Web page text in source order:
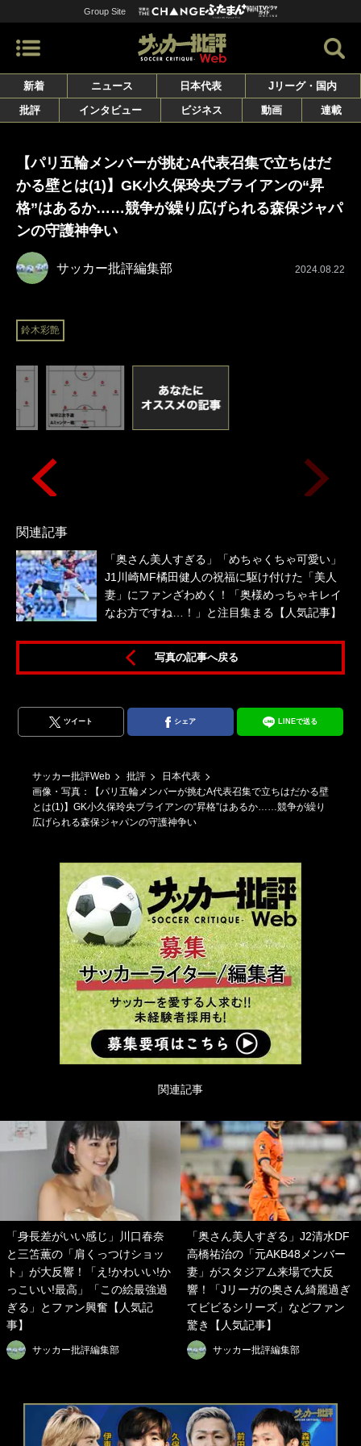
Group Site
新着 ニュース 日本代表
Jリーグ・国内
批評
インタビュー ビジネス 動画 連載
【パリ五輪メンバーが挑むA代表召集で立ちはだ
かる壁とは(1)】GK小久保玲央ブライアンの“昇
格”はあるか……競争が繰り広げられる森保ジャパ
ンの守護神争い
サッカー批評編集部 2024.08.22
鈴木彩艶
関連記事
「奥さん美人すぎる」「めちゃくちゃ可愛い」
J1川崎MF橘田健人の祝福に駆け付けた「美人
妻」にファンざわめく！「奥様めっちゃキレイ
なお方ですね…！」と注目集まる【人気記事】
写真の記事へ戻る
ツイート シェア LINEで送る
サッカー批評Web 批評
日本代表
画像・写真：【パリ五輪メンバーが挑むA代表召集で立ちはだかる壁
とは(1)】GK小久保玲央ブライアンの“昇格”はあるか……競争が繰り
広げられる森保ジャパンの守護神争い
関連記事
「身長差がいい感じ」川口春奈
と三笘薫の「肩くっつけショッ
ト」が大反響！「え!かわいい!か
っこいい!最高」「この絵最強過
ぎる」とファン興奮【人気記
事】
サッカー批評編集部
「奥さん美人すぎる」J2清水DF
高橋祐治の「元AKB48メンバー
妻」がスタジアム来場で大反
響！「Jリーガの奥さん綺麗過ぎ
てビビるシリーズ」などファン
驚き【人気記事】
サッカー批評編集部